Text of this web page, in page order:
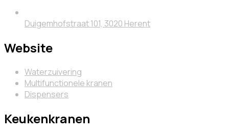
Duigemhofstraat 101, 3020 Herent
Website
Waterzuivering
Multifunctionele kranen
Dispensers
Keukenkranen